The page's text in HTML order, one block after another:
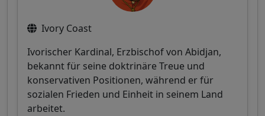
Ivory Coast
Ivorischer Kardinal, Erzbischof von Abidjan,
bekannt für seine doktrinäre Treue und
konservativen Positionen, während er für
sozialen Frieden und Einheit in seinem Land
arbeitet.